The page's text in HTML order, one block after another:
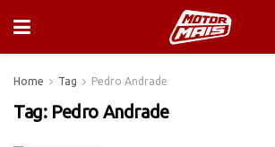
Home Tag Pedro Andrade
Tag: Pedro Andrade